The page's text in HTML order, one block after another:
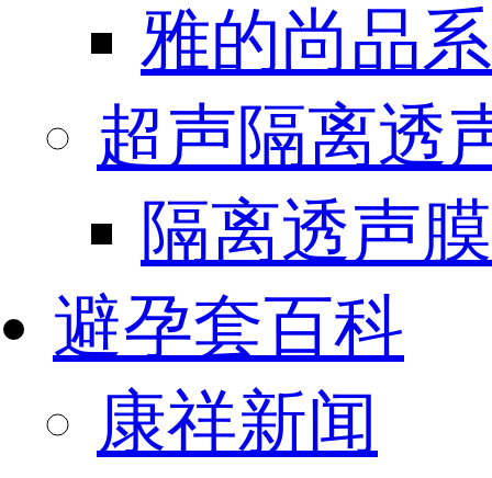
雅的尚品
超声隔离透
隔离透声
避孕套百科
康祥新闻